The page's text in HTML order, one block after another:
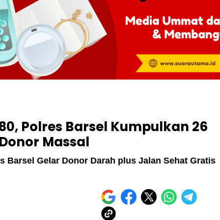
Polres Barsel Kumpulkan 26
Massal
Barsel Gelar Donor Darah plus Jalan Sehat Gratis